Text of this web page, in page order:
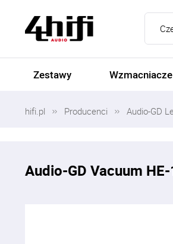
Zestawy Wzmacniacze
hifi.pl Producenci Audio-GD
Audio-GD Vacuum HE-